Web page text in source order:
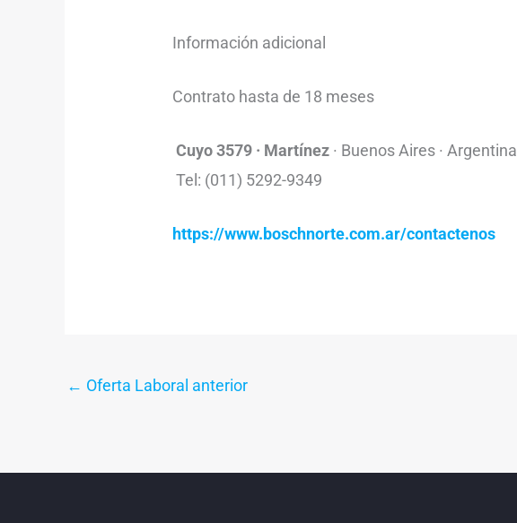
Información adicional
Contrato hasta de 18 meses
Cuyo 3579 · Martínez · Buenos Aires · Argentina
Tel: (011) 5292-9349
https://www.boschnorte.com.ar/contactenos
← Oferta Laboral anterior